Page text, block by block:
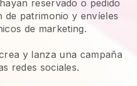
reservado o pedido
de patrimonio y envíeles
de marketing.
y lanza una campaña
redes sociales.